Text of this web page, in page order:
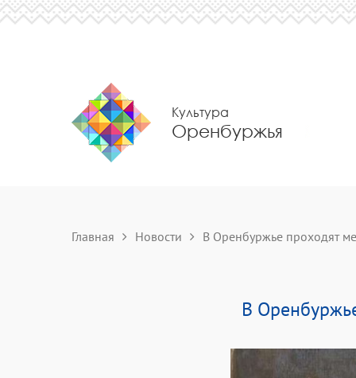
Культура
Оренбуржья
Главная Новости В Оренбуржье проходят
В